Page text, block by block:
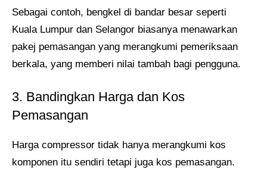
Sebagai contoh, bengkel di bandar besar seperti
Kuala Lumpur dan Selangor biasanya menawarkan
pakej pemasangan yang merangkumi pemeriksaan
berkala, yang memberi nilai tambah bagi pengguna.
3. Bandingkan Harga dan Kos
Pemasangan
Harga compressor tidak hanya merangkumi kos
komponen itu sendiri tetapi juga kos pemasangan.